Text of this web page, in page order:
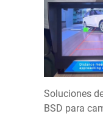
Soluciones
BSD para